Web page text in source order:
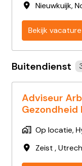
Nieuwkuijk,
Bekijk vacature
Buitendienst
Adviseur
Gezondheid
Op locatie,
Zeist ,